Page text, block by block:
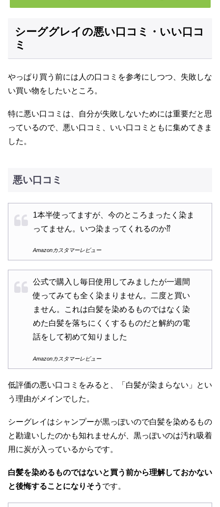
シーググレイの悪い口コミ・いい口コ
ミ
やっぱり買う前には人の口コミを参考にしつつ、失敗しな
い買い物をしたいところ。
特に悪い口コミは、自分が失敗しないためには重要だと思
っているので、悪い口コミ、いい口コミともに集めてきま
した。
悪い口コミ
1本半使ってますが、今のところまったく染ま
ってません。いつ染まってくれるのか⁇
Amazonカスタマーレビュー
公式で購入し毎日使用してみましたが一週間
使ってみても全く染まりません。二度と買い
ません。これは白髪を染めるものではなく染
めた白髪を落ちにくくするものだと解約の電
話をして初めて知りました
Amazonカスタマーレビュー
低評価の悪い口コミをみると、「白髪が染まらない」とい
う理由がメインでした。
シーグレイはシャンプーが黒っぽいので白髪を染めるもの
と勘違いしたのかも知れませんが、黒っぽいのは汚れ吸着
用に炭が入っているからです。
白髪を染めるものではないと買う前から理解しておかない
と後悔することになりそう です。